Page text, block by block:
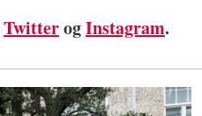
TwitterogInstagram.